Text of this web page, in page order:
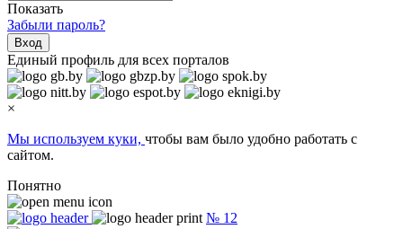
Показать
Забыли пароль?
Вход
Единый профиль для всех порталов
×
Мы используем куки, чтобы вам было удобно работать с
сайтом.
Понятно
№ 12